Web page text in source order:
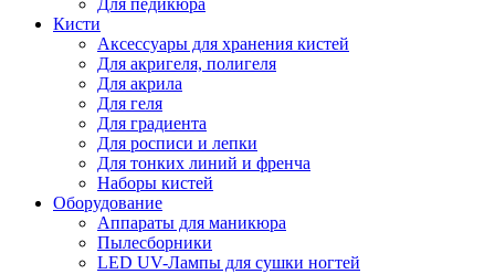
Для педикюра
Кисти
Аксессуары для хранения кистей
Для акригеля, полигеля
Для акрила
Для геля
Для градиента
Для росписи и лепки
Для тонких линий и френча
Наборы кистей
Оборудование
Аппараты для маникюра
Пылесборники
LED UV-Лампы для сушки ногтей